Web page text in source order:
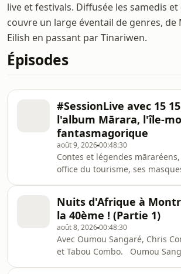
live et festivals. Diffusée les samedis
couvre un large éventail de genres, de
Eilish en passant par Tinariwen.
Épisodes
#SessionLive avec 15
l'album Mārara, l'île-
fantasmagorique
août 9, 202600:48:30
Contes et légendes
office du tourisme, ses
accompagné par le critique
Sophian Fanen, album Mārara
(poisson volant) 15 15 est un
franco-polynésien qui mêle
image et récit. Leur approche
relie les cultures insulaires à la
Nuits d'Afrique à
la 40ème ! (Partie 1)
août 8, 202600:48:30
Avec Oumou Sangaré, Chris
et Tabou Combo. Oumou Sangaré